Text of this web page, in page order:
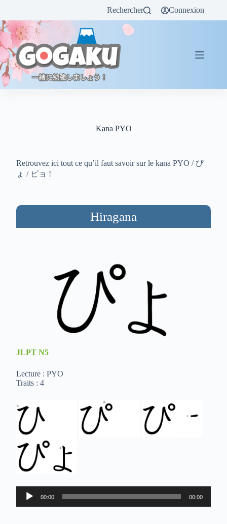
Rechercher Connexion
Kana PYO
Retrouvez ici tout ce qu’il faut savoir sur le kana PYO / ぴ
ょ / ピョ !
Hiragana
JLPT N5
Lecture : PYO
Traits : 4
Lecteur
audio
00:00 00:00